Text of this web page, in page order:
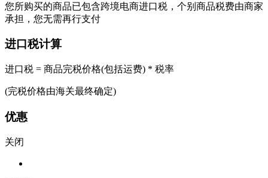
您所购买的商品已包含跨境电商进口税，个别商品税费由商家
承担，您无需再行支付
进口税计算
进口税 = 商品完税价格(包括运费) * 税率
(完税价格由海关最终确定)
优惠
关闭